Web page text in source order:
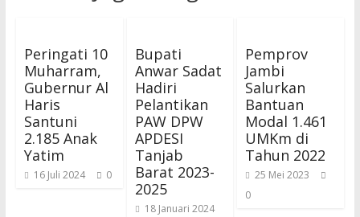
Peringati 10
Muharram,
Gubernur Al
Haris
Santuni
2.185 Anak
Yatim
16 Juli 2024 0
Bupati
Anwar Sadat
Hadiri
Pelantikan
PAW DPW
APDESI
Tanjab
Barat 2023-
2025
18 Januari 2024
Pemprov
Jambi
Salurkan
Bantuan
Modal 1.461
UMKm di
Tahun 2022
25 Mei 2023
0